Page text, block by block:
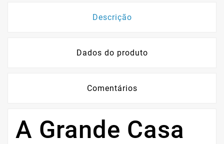
Descrição
Dados do produto
Comentários
A Grande Casa